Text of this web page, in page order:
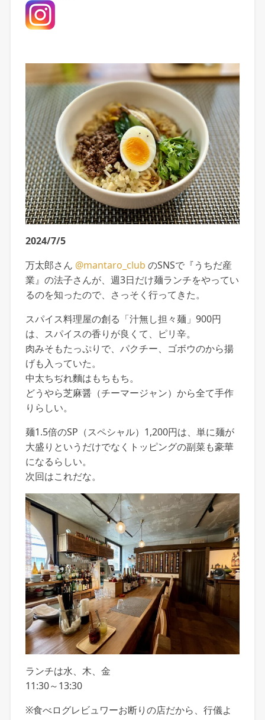
2024/7/5
万太郎さん @mantaro_club のSNSで『うちだ産
業』の法子さんが、週3日だけ麺ランチをやってい
るのを知ったので、さっそく行ってきた。
スパイス料理屋の創る「汁無し担々麺」900円
は、スパイスの香りが良くて、ピリ辛。
肉みそもたっぷりで、パクチー、ゴボウのから揚
げも入っていた。
中太ちぢれ麵はもちもち。
どうやら芝麻醤（チーマージャン）から全て手作
りらしい。
麺1.5倍のSP（スペシャル）1,200円は、単に麺が
大盛りというだけでなくトッピングの副菜も豪華
になるらしい。
次回はこれだな。
ランチは水、木、金
11:30～13:30
※食べログレビュワーお断りの店だから、行儀よ